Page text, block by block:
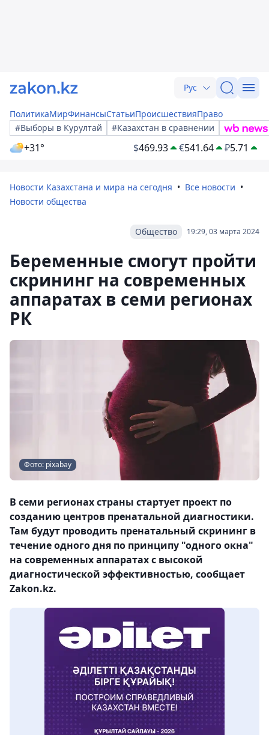
Рус
ПолитикаМирФинансыСтатьиПроисшествияПраво
#Выборы в Курултай
#Казахстан в сравнении
+31° $469.93 €541.64 ₽5.71
Новости Казахстана и мира на сегодня
Все новости
Новости общества
19:29, 03 марта 2024
Общество
Беременные смогут пройти
скрининг на современных
аппаратах в семи регионах
РК
Фото: pixabay
В семи регионах страны стартует проект по
созданию центров пренатальной диагностики.
Там будут проводить пренатальный скрининг в
течение одного дня по принципу "одного окна"
на современных аппаратах с высокой
диагностической эффективностью, сообщает
Zakon.kz.